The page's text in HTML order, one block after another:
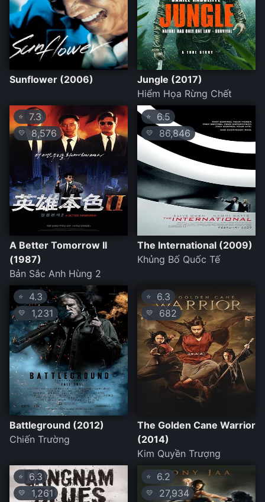
Sunflower (2006)
Jungle (2017)
Hiểm Họa Rừng Chết
⭐ 7.3
💛 8,576
A Better Tomorrow II
(1987)
Bản Sắc Anh Hùng 2
⭐ 6.5
💛 86,846
The International (2009)
Khủng Bố Quốc Tế
⭐ 4.3
💛 1,231
Battleground (2012)
Chiến Trường
⭐ 6.3
💛 682
The Golden Cane Warrior
(2014)
Kim Quyền Trượng
⭐ 6.3
💛 1,261
⭐ 6.2
💛 27,934